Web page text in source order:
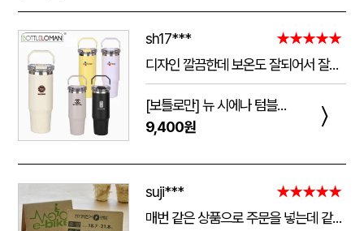
sh17***
★★★★★
디자인 깔끔한데 보온도 잘되어서 잘쓰고 있습니다 선물용으로 좋네요 하단에 실리콘 밀림방지 없는건 좀 아쉽네요
[보틀로만] 뉴 시에나 텀블러 900ml
9,400원
〉
suji***
★★★★★
매번 같은 상품으로 주문을 넣는데 같은 품질로 받을 수 있어서 좋습니다. 배송 기간도 적당히 잘오는거 같아요. 앞으로도 계속 이용할꺼 같습니다. 지금과 같은 품질로 유지해주세요!!